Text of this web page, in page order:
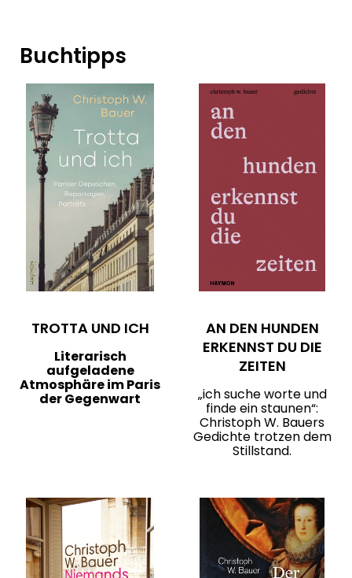
Buchtipps
TROTTA UND ICH
Literarisch
aufgeladene
Atmosphäre im Paris
der Gegenwart
AN DEN HUNDEN
ERKENNST DU DIE
ZEITEN
„ich suche worte und
finde ein staunen“:
Christoph W. Bauers
Gedichte trotzen dem
Stillstand.